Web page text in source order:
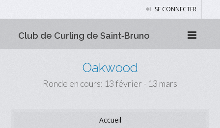
SE CONNECTER
Club de Curling de Saint‑Bruno
Oakwood
Ronde en cours: 13 février - 13 mars
Accueil